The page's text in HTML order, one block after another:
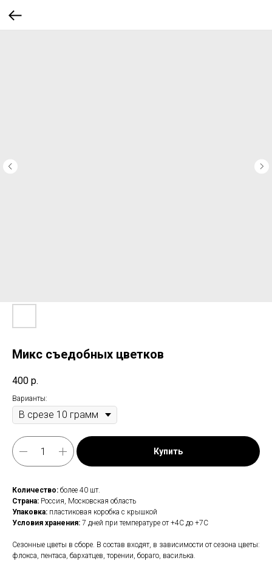
Микс съедобных цветков
400 р.
Варианты:
Купить
Количество: более 40 шт.
Страна: Россия, Московская область
Упаковка: пластиковая коробка с крышкой
Условия хранения: 7 дней при температуре от +4С до +7С
Сезонные цветы в сборе. В состав входят, в зависимости от сезона цветы:
флокса, пентаса, бархатцев, торении, бораго, василька.